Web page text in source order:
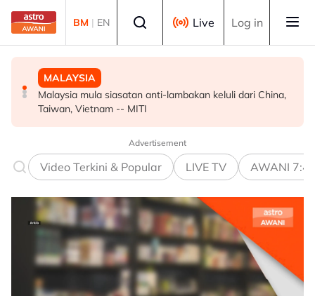
Skip to main content
BM | EN Live Log in
MALAYSIA
Malaysia mula siasatan anti-lambakan keluli dari China,
Taiwan, Vietnam -- MITI
MALAYSIA
Wanita didenda RM75,000 mengaku salah beri rasuah
kepada pegawai jas
MALAYSIA
Ismail Sabri didakwa esok di Mahkamah Sesyen Kuala
Lumpur
Advertisement
Video Terkini & Popular LIVE TV AWANI